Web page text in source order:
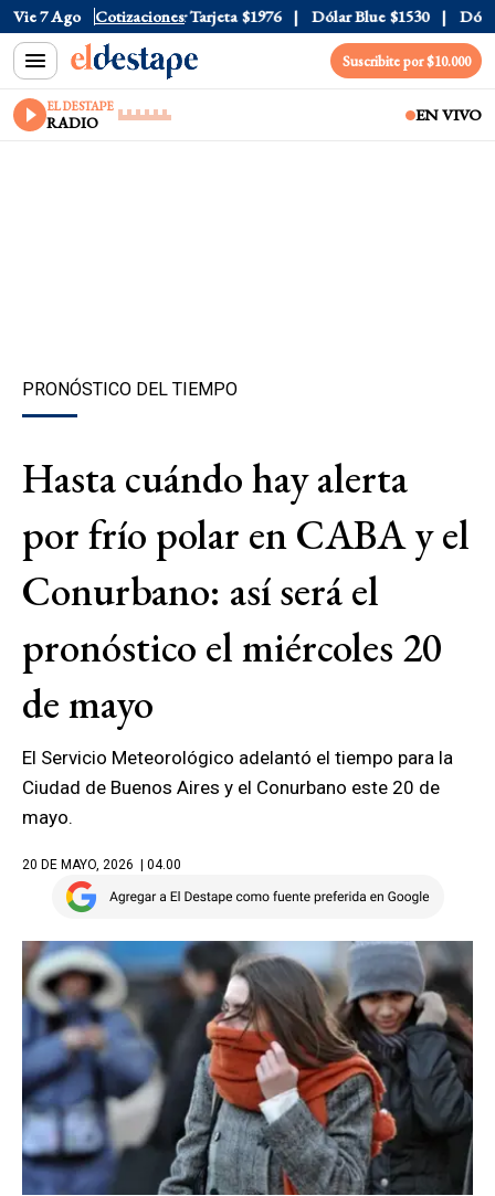
Vie 7 Ago Cotizaciones
$1520 Dólar Tarjeta $1976 Dólar Blue $1530 Dólar
Suscribite por $10.000
EL DESTAPE
RADIO EN VIVO
PRONÓSTICO DEL TIEMPO
Hasta cuándo hay alerta
por frío polar en CABA y el
Conurbano: así será el
pronóstico el miércoles 20
de mayo
El Servicio Meteorológico adelantó el tiempo para la
Ciudad de Buenos Aires y el Conurbano este 20 de
mayo.
20 DE MAYO, 2026 | 04.00